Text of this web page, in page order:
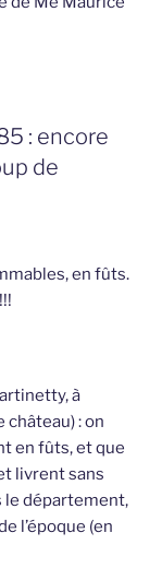
: encore
de
en fûts.
à
château) : on
en fûts, et que
livrent sans
le département,
l’époque (en